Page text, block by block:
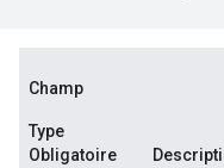
Champ
Type
Obligatoire